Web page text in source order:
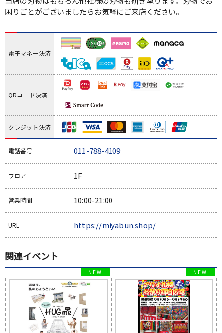
困りごとがございましたらお気軽にご来店ください。
電子マネー決済
QRコード決済
クレジット決済
電話番号 011-788-4109
フロア 1F
営業時間 10:00-21:00
URL https://miyabun.shop/
関連イベント